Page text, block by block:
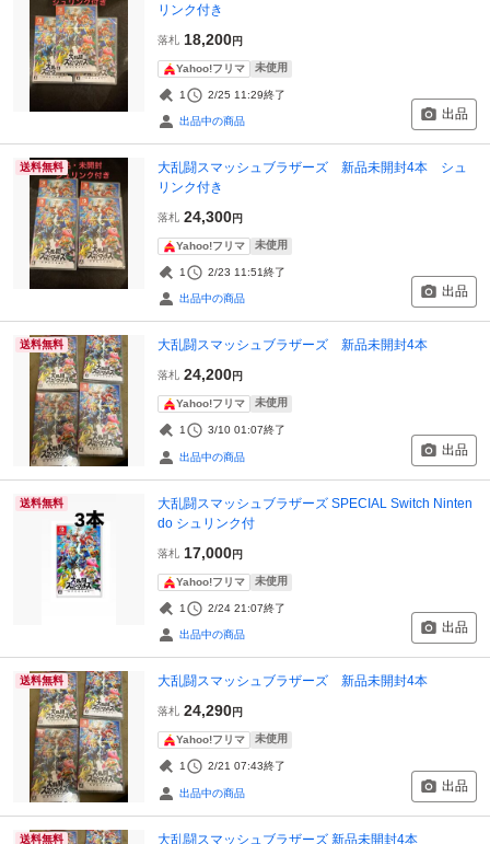
リンク付き
落札 18,200円
Yahoo!フリマ 未使用
1 2/25 11:29終了
出品中の商品 出品
送料無料
大乱闘スマッシュブラザーズ 新品未開封4本 シュ
リンク付き
落札 24,300円
Yahoo!フリマ 未使用
1 2/23 11:51終了
出品中の商品 出品
送料無料 大乱闘スマッシュブラザーズ 新品未開封4本
落札 24,200円
Yahoo!フリマ 未使用
1 3/10 01:07終了
出品中の商品 出品
送料無料
大乱闘スマッシュブラザーズ SPECIAL Switch Ninten
do シュリンク付
落札 17,000円
Yahoo!フリマ 未使用
1 2/24 21:07終了
出品中の商品 出品
送料無料 大乱闘スマッシュブラザーズ 新品未開封4本
落札 24,290円
Yahoo!フリマ 未使用
1 2/21 07:43終了
出品中の商品 出品
送料無料 大乱闘スマッシュブラザーズ 新品未開封4本